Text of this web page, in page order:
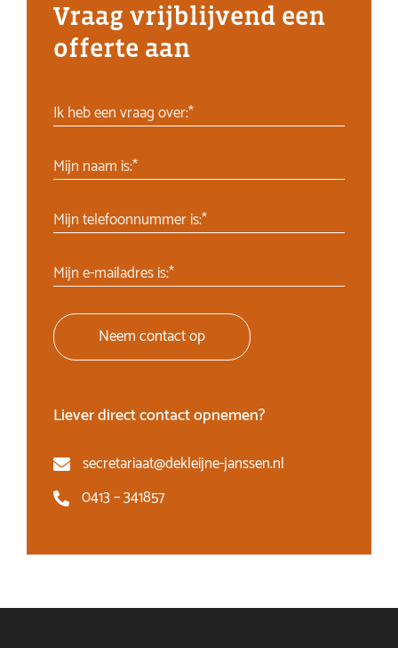
Vraag vrijblijvend een
offerte aan
Ik heb een vraag over:*
Mijn naam is:*
Mijn telefoonnummer is:*
Mijn e-mailadres is:*
Neem contact op
Liever direct contact opnemen?
secretariaat@dekleijne-janssen.nl
0413 – 341857